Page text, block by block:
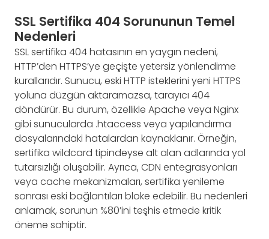
SSL Sertifika 404 Sorununun Temel
Nedenleri
SSL sertifika 404 hatasının en yaygın nedeni,
HTTP’den HTTPS’ye geçişte yetersiz yönlendirme
kurallarıdır. Sunucu, eski HTTP isteklerini yeni HTTPS
yoluna düzgün aktaramazsa, tarayıcı 404
döndürür. Bu durum, özellikle Apache veya Nginx
gibi sunucularda .htaccess veya yapılandırma
dosyalarındaki hatalardan kaynaklanır. Örneğin,
sertifika wildcard tipindeyse alt alan adlarında yol
tutarsızlığı oluşabilir. Ayrıca, CDN entegrasyonları
veya cache mekanizmaları, sertifika yenileme
sonrası eski bağlantıları bloke edebilir. Bu nedenleri
anlamak, sorunun %80’ini teşhis etmede kritik
öneme sahiptir.